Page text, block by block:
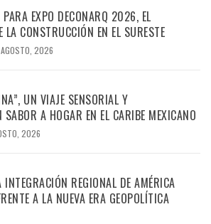
PARA EXPO DECONARQ 2026, EL
LA CONSTRUCCIÓN EN EL SURESTE
2026
UN VIAJE SENSORIAL Y
A HOGAR EN EL CARIBE MEXICANO
2026
REGIONAL DE AMÉRICA
A LA NUEVA ERA GEOPOLÍTICA